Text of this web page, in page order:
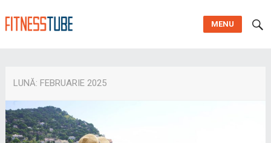
MENU
LUNĂ: FEBRUARIE 2025